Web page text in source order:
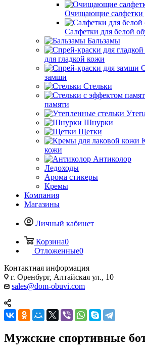
искусственной кожи
Очищающие салфетки
Салфетки для белой
Бальзамы
для гладкой кожи
Спрей-краски для замши
Стельки
Стельки с эффектом памяти
Утепленные стельки
Шнурки
Щетки
Кремы для лаковой кожи
Антиколор
Ледоходы
Арома стикеры
Кремы
Компания
Магазины
Личный кабинет
Отложенные0
Контактная информация
г. Оренбург, Алтайская ул., 10
Мужские спортивные
Главная
—